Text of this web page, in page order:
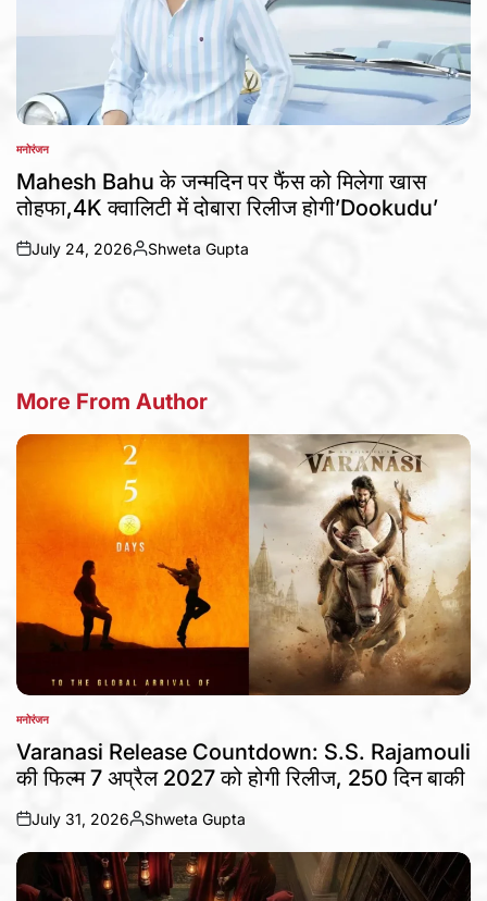
POSTED
IN
मनोरंजन
Mahesh Bahu के जन्मदिन पर फैंस को मिलेगा खास
तोहफा,4K क्वालिटी में दोबारा रिलीज होगी’Dookudu’
on
July 24, 2026
Posted
Shweta Gupta
More From Author
POSTED
IN
मनोरंजन
Varanasi Release Countdown: S.S. Rajamouli
की फिल्म 7 अप्रैल 2027 को होगी रिलीज, 250 दिन बाकी
on
July 31, 2026
Posted
by
Shweta Gupta